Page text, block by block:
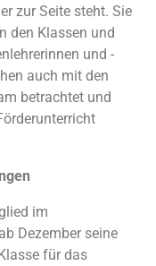
zur Seite steht. Sie
den Klassen und
und -
auch mit den
betrachtet und
im
Dezember seine
für das